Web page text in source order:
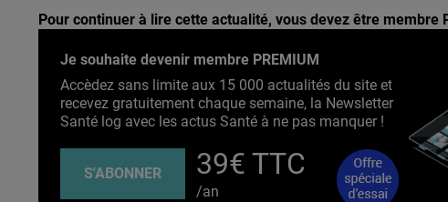
Pour continuer à lire cette actualité, vous devez être membre
Je souhaite devenir membre PREMIUM
Accèdez sans limite aux 15 000 actualités du site et
recevez gratuitement chaque semaine, la Newsletter
Santé log avec les actus Santé à ne pas manquer !
S'ABONNER 39€ TTC
/an